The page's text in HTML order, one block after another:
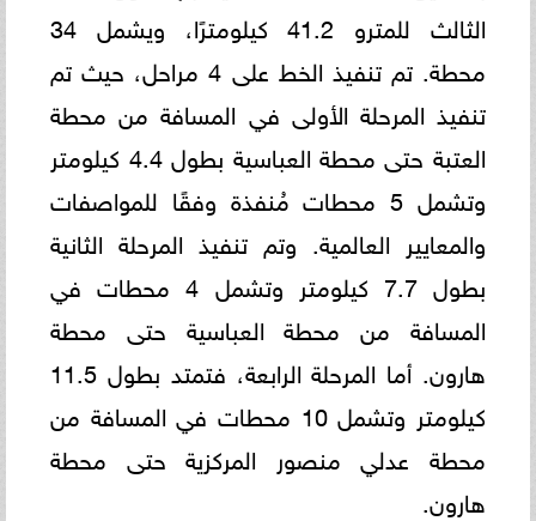
الثالث للمترو 41.2 كيلومترًا، ويشمل 34
محطة. تم تنفيذ الخط على 4 مراحل، حيث تم
تنفيذ المرحلة الأولى في المسافة من محطة
العتبة حتى محطة العباسية بطول 4.4 كيلومتر
وتشمل 5 محطات مُنفذة وفقًا للمواصفات
والمعايير العالمية. وتم تنفيذ المرحلة الثانية
بطول 7.7 كيلومتر وتشمل 4 محطات في
المسافة من محطة العباسية حتى محطة
هارون. أما المرحلة الرابعة، فتمتد بطول 11.5
كيلومتر وتشمل 10 محطات في المسافة من
محطة عدلي منصور المركزية حتى محطة
هارون.